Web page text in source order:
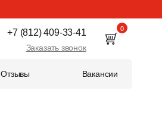
+7 (812) 409-33-41
Заказать звонок
0
Отзывы Вакансии